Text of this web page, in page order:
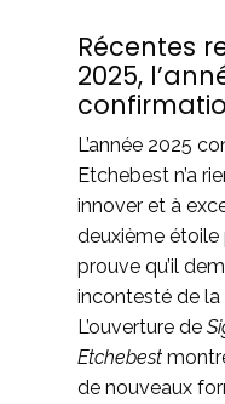
Récentes
2025,
L’année 2025
Etchebest n’a
innover et à
deuxième étoile
prouve qu’il
incontesté de
L’ouverture de
Etchebest
de nouveaux